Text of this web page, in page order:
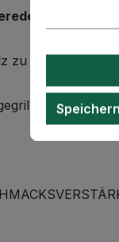
von Speisen
zu einer
Gemüse.
Speichern